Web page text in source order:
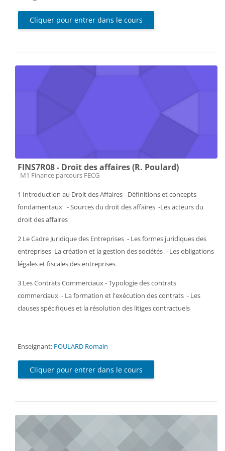
Cliquer pour entrer dans le cours
FINS7R08 - Droit des affaires (R. Poulard)
Catégorie de cours
M1 Finance parcours FECG
1 Introduction au Droit des Affaires - Définitions et concepts
fondamentaux - Sources du droit des affaires -Les acteurs du
droit des affaires
2 Le Cadre Juridique des Entreprises - Les formes juridiques des
entreprises La création et la gestion des sociétés - Les obligations
légales et fiscales des entreprises
3 Les Contrats Commerciaux - Typologie des contrats
commerciaux - La formation et l'exécution des contrats - Les
clauses spécifiques et la résolution des litiges contractuels
Enseignant: POULARD Romain
Cliquer pour entrer dans le cours